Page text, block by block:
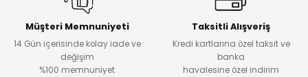
Müşteri Memnuniyeti
14 Gün içerisinde kolay iade ve
değişim
%100 memnuniyet
Taksitli Alışveriş
Kredi kartlarına özel taksit ve
banka
havalesine özel indirim